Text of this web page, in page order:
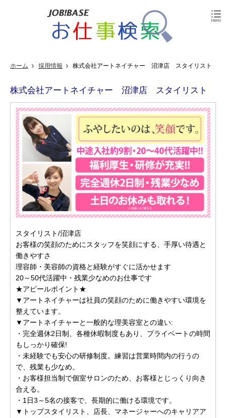
ホーム 採用情報 株式会社アートネイチャー 沼津店 スタイリスト
株式会社アートネイチャー 沼津店 スタイリスト
スタイリスト/沼津店
お客様の笑顔のためにスタッフを笑顔にする、手厚い待遇と
働きやすさ
理容師・美容師の資格と経験がすぐに活かせます
20～50代活躍中・残業少なめのお仕事です
★アピールポイント★
▼アートネイチャーは社員の笑顔のために働きやすい環境を
整えています。
▼アートネイチャーと一般的な理美容室との違い:
・完全週休2日制、各種休暇制度もあり、プライベートの時間
もしっかり確保!
・未経験でも安心の研修制度。練習は営業時間内の行うの
で、残業も少なめ。
・お客様担当制で個室サロンのため、お客様とじっくり向き
合える。
・1日3～5名の接客で、長期的に働ける環境です。
▼トップスタイリスト、店長、マネージャーへのキャリアア